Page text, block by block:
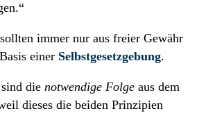
immer nur aus freier Gewähr
einer Selbstgesetzgebung.
die notwendige Folge aus dem
dieses die beiden Prinzipien